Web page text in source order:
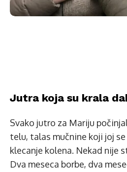
Jutra koja su krala
Svako jutro za Mariju
telu, talas mučnine koji joj
klecanje kolena. Nekad nije
Dva meseca borbe, dva